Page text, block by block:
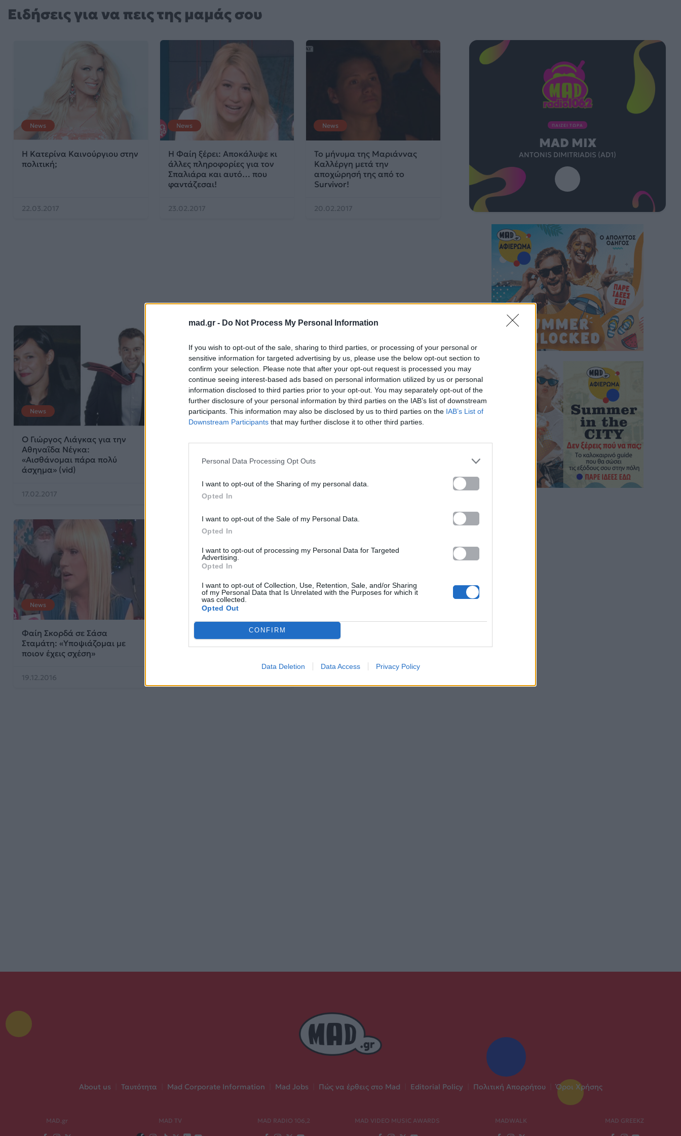
mad.gr - Do Not Process My Personal Information
If you wish to opt-out of the sale, sharing to third parties, or processing of your personal or
sensitive information for targeted advertising by us, please use the below opt-out section to
confirm your selection. Please note that after your opt-out request is processed you may
continue seeing interest-based ads based on personal information utilized by us or personal
information disclosed to third parties prior to your opt-out. You may separately opt-out of the
further disclosure of your personal information by third parties on the IAB’s list of downstream
participants. This information may also be disclosed by us to third parties on the IAB’s List of
Downstream Participants that may further disclose it to other third parties.
Personal Data Processing Opt Outs
I want to opt-out of the Sharing of my personal data.
Opted In
I want to opt-out of the Sale of my Personal Data.
Opted In
I want to opt-out of processing my Personal Data for Targeted
Advertising.
Opted In
I want to opt-out of Collection, Use, Retention, Sale, and/or Sharing
of my Personal Data that Is Unrelated with the Purposes for which it
was collected.
Opted Out
CONFIRM
Data Deletion Data Access Privacy Policy
Ειδήσεις για να πεις της μαμάς σου
News
Η Κατερίνα Καινούργιου στην
πολιτική;
22.03.2017
News
Η Φαίη ξέρει: Αποκάλυψε κι
άλλες πληροφορίες για τον
Σπαλιάρα και αυτό… που
φαντάζεσαι!
23.02.2017
News
Το μήνυμα της Μαριάννας
Καλλέργη μετά την
αποχώρησή της από το
Survivor!
20.02.2017
News
Ο Γιώργος Λιάγκας για την
Αθηναΐδα Νέγκα:
«Αισθάνομαι πάρα πολύ
άσχημα» (vid)
17.02.2017
News
13.02.2017
News
καλεσμένο της να απορήσει
News
Φαίη Σκορδά σε Σάσα
Σταμάτη: «Υποψιάζομαι με
ποιον έχεις σχέση»
19.12.2016
Ούρλιαζε η Φαίη! Της
ΠΑΙΖΕΙ ΤΩΡΑ
MAD MIX
ANTONIS DIMITRIADIS (AD1)
About us Ταυτότητα Mad Corporate Information Mad Jobs Πώς να έρθεις στο Mad Editorial Policy Πολιτική Απορρήτου Όροι Χρήσης
MAD.gr MAD TV MAD RADIO 106,2 MAD VIDEO MUSIC AWARDS MADWALK MAD GREEKZ